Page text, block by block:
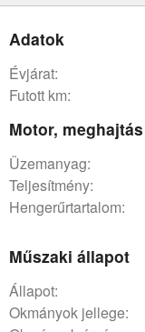
Adatok
évjárat:
futott km:
Motor, meghajtás
üzemanyag:
teljesítmény:
hengerűrtartalom:
Műszaki állapot
állapot:
okmányok jellege: